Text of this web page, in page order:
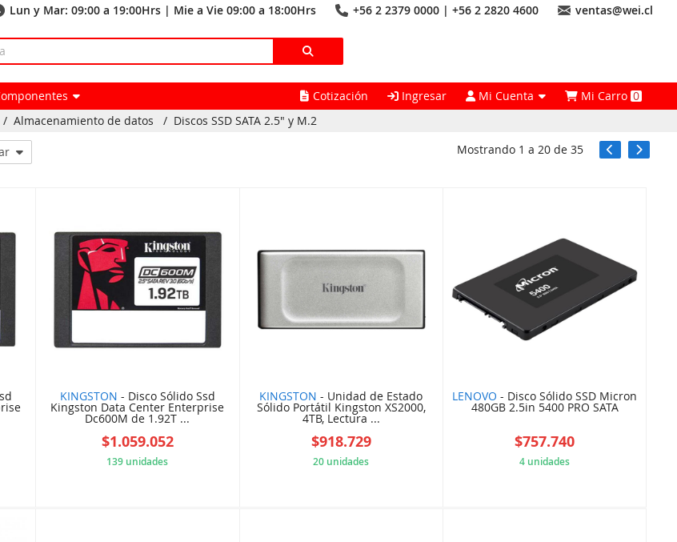
Lun y Mar: 09:00 a 19:00Hrs | Mie a Vie 09:00 a 18:00Hrs +56 2 2379 0000 | +56 2 2820 4600 ventas@wei.cl
Cotización Ingresar Mi Cuenta Mi Carro0
/ Almacenamiento de datos / Discos SSD SATA 2.5" y M.2
Mostrando 1 a20 de35
KINGSTON - Disco Sólido Ssd
Kingston Data Center Enterprise
Dc600M de 1.92T ...
$1.059.052
139 unidades
KINGSTON - Unidad de Estado
Sólido Portátil Kingston XS2000,
4TB, Lectura ...
$918.729
20 unidades
LENOVO - Disco Sólido SSD Micron
480GB 2.5in 5400 PRO SATA
$757.740
4 unidades